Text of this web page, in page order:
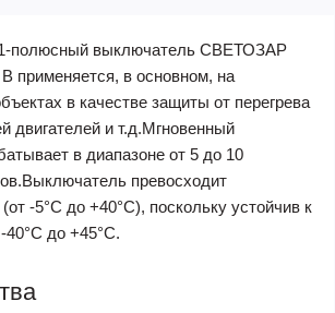
1-полюсный выключатель СВЕТОЗАР
В применяется, в основном, на
в качестве защиты от перегрева
двигателей и т.д.Мгновенный
в диапазоне от 5 до 10
превосходит
-5°С до +40°С), поскольку устойчив к
40°С до +45°С.